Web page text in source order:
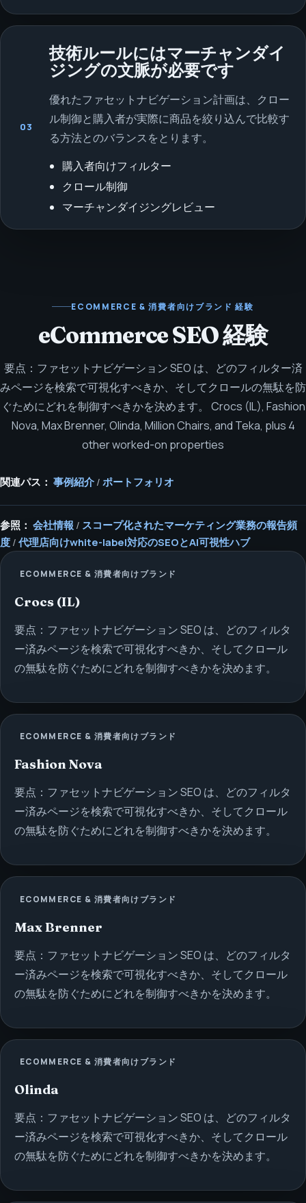
03
技術ルールにはマーチャンダイ
ジングの文脈が必要です
優れたファセットナビゲーション計画は、クロー
ル制御と購入者が実際に商品を絞り込んで比較す
る方法とのバランスをとります。
購入者向けフィルター
クロール制御
マーチャンダイジングレビュー
ECOMMERCE & 消費者向けブランド 経験
eCommerce SEO 経験
要点：ファセットナビゲーション SEO は、どのフィルター済
みページを検索で可視化すべきか、そしてクロールの無駄を防
ぐためにどれを制御すべきかを決めます。
Crocs (IL), Fashion
Nova, Max Brenner, Olinda, Million Chairs, and Teka, plus 4
other worked-on properties
関連パス： 事例紹介 / ポートフォリオ
参照： 会社情報 / スコープ化されたマーケティング業務の報告頻
度 / 代理店向けwhite-label対応のSEOとAI可視性ハブ
ECOMMERCE & 消費者向けブランド
Crocs (IL)
要点：ファセットナビゲーション SEO は、どのフィルタ
ー済みページを検索で可視化すべきか、そしてクロール
の無駄を防ぐためにどれを制御すべきかを決めます。
ECOMMERCE & 消費者向けブランド
Fashion Nova
要点：ファセットナビゲーション SEO は、どのフィルタ
ー済みページを検索で可視化すべきか、そしてクロール
の無駄を防ぐためにどれを制御すべきかを決めます。
ECOMMERCE & 消費者向けブランド
Max Brenner
要点：ファセットナビゲーション SEO は、どのフィルタ
ー済みページを検索で可視化すべきか、そしてクロール
の無駄を防ぐためにどれを制御すべきかを決めます。
ECOMMERCE & 消費者向けブランド
Olinda
要点：ファセットナビゲーション SEO は、どのフィルタ
ー済みページを検索で可視化すべきか、そしてクロール
の無駄を防ぐためにどれを制御すべきかを決めます。